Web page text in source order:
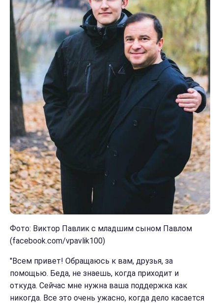
Фото: Виктор Павлик с младшим сыном Павлом
(facebook.com/vpavlik100)
"Всем привет! Обращаюсь к вам, друзья, за
помощью. Беда, не знаешь, когда приходит и
откуда. Сейчас мне нужна ваша поддержка как
никогда. Все это очень ужасно, когда дело касается